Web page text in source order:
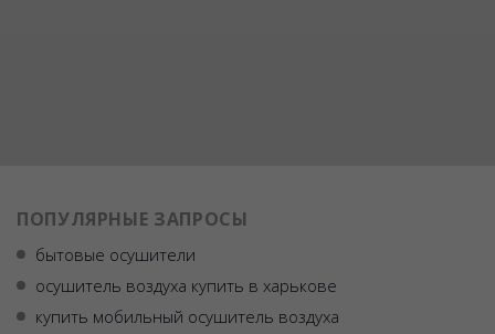
ПОПУЛЯРНЫЕ ЗАПРОСЫ
бытовые осушители
осушитель воздуха купить в харькове
купить мобильный осушитель воздуха